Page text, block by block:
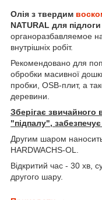
Олія з твердим
NATURAL для
органоразбавляемое
внутрішніх робіт.
Рекомендовано для
обробки масивної
пробки, OSB-плит, а
деревини.
Зберігає
"підпалу",
Другим шаром
HARDWACHS-OL.
Відкритий час - 30 хв,
другого шару.